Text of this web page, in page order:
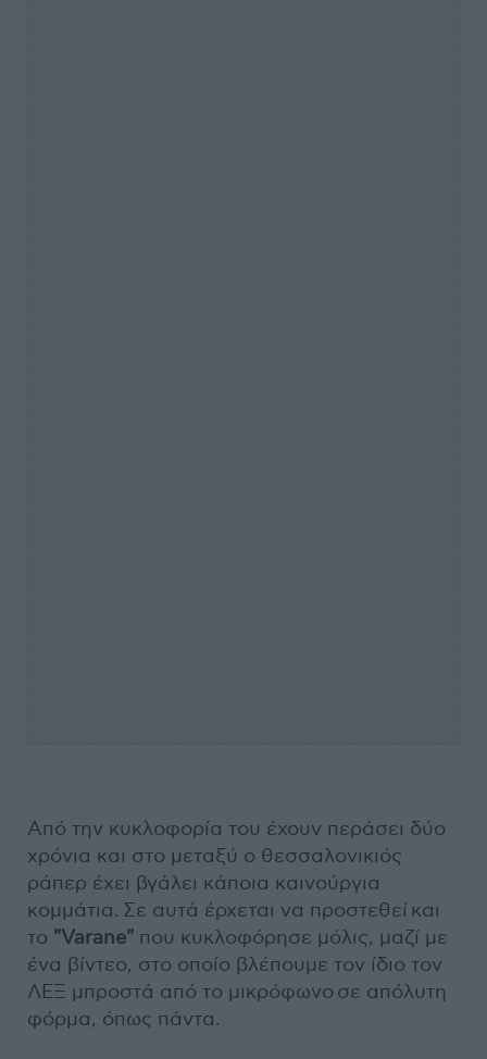
Από την κυκλοφορία του έχουν περάσει δύο
χρόνια και στο μεταξύ ο θεσσαλονικιός
ράπερ έχει βγάλει κάποια καινούργια
κομμάτια. Σε αυτά έρχεται να προστεθεί και
το "Varane" που κυκλοφόρησε μόλις, μαζί με
ένα βίντεο, στο οποίο βλέπουμε τον ίδιο τον
ΛΕΞ μπροστά από το μικρόφωνο σε απόλυτη
φόρμα, όπως πάντα.